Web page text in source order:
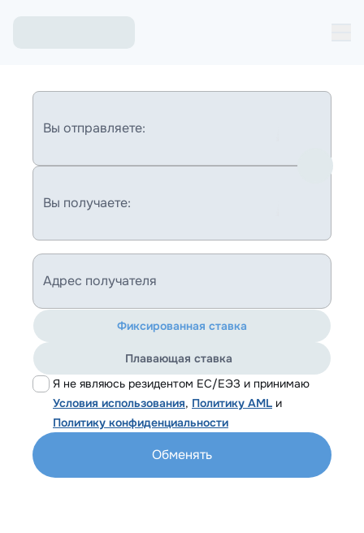
Вы отправляете:
Вы получаете:
Адрес получателя
Я не являюсь резидентом ЕС/ЕЭЗ и принимаю
Условия использования, Политику AML и
Политику конфиденциальности
Фиксированная ставка
Плавающая ставка
Обменять